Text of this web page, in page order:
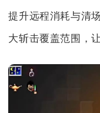
提升远程消耗与清
大斩击覆盖范围，